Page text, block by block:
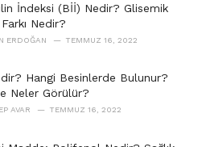
İndeksi (Bİİ) Nedir? Glisemik
Nedir?
ERDOĞAN TEMMUZ 16, 2022
Hangi Besinlerde Bulunur?
Neler Görülür?
AVAR TEMMUZ 16, 2022